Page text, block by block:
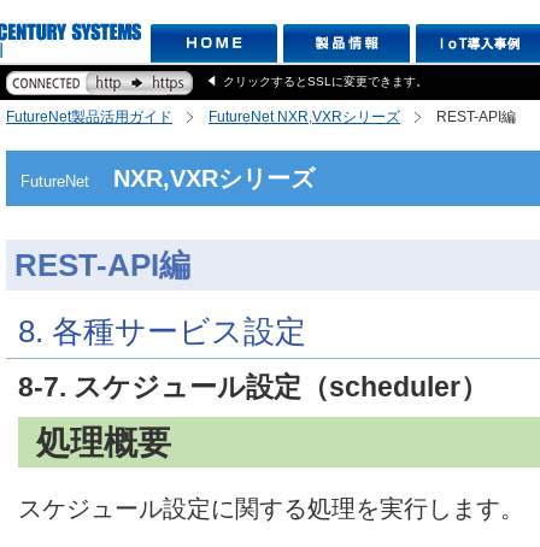
クリックするとSSLに変更できます。
FutureNet製品活用ガイド FutureNet NXR,VXRシリーズ REST-API編
FutureNet NXR,VXRシリーズ
REST-API編
8. 各種サービス設定
8-7. スケジュール設定（scheduler）
処理概要
スケジュール設定に関する処理を実行します。